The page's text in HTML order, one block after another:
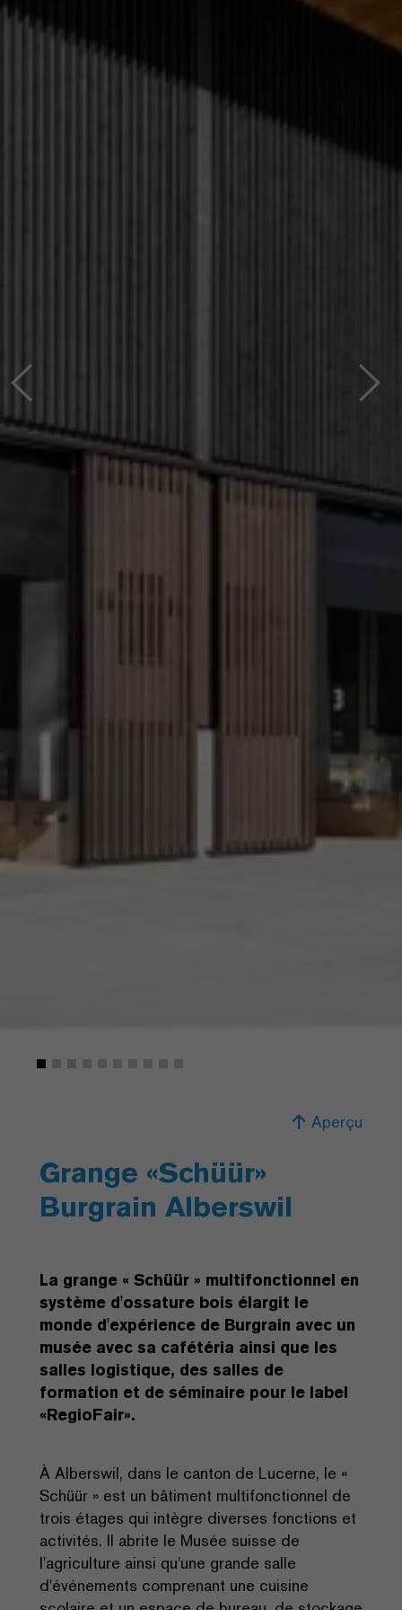
Aperçu
Grange «Schüür»
Burgrain Alberswil
La grange « Schüür » multifonctionnel en
système d'ossature bois élargit le
monde d'expérience de Burgrain avec un
musée avec sa cafétéria ainsi que les
salles logistique, des salles de
formation et de séminaire pour le label
«RegioFair».
À Alberswil, dans le canton de Lucerne, le «
Schüür » est un bâtiment multifonctionnel de
trois étages qui intègre diverses fonctions et
activités. Il abrite le Musée suisse de
l'agriculture ainsi qu'une grande salle
d'événements comprenant une cuisine